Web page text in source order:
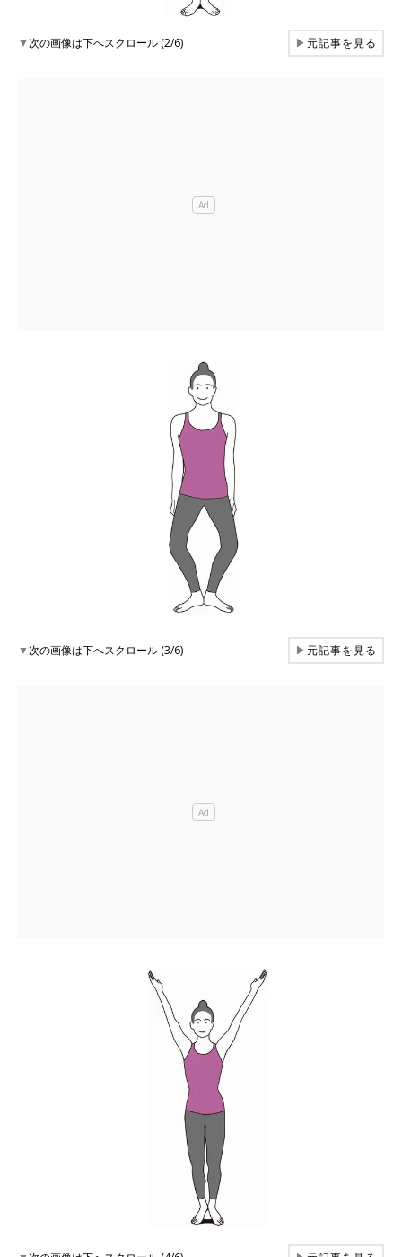
▼次の画像は下へスクロール (2/6) ▶元記事を見る
▼次の画像は下へスクロール (3/6) ▶元記事を見る